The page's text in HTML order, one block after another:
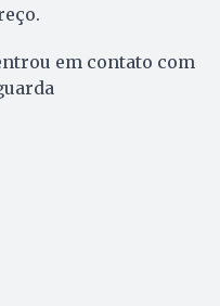
em contato com